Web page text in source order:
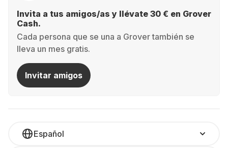
Invita a tus amigos/as y llévate 30 € en Grover
Cash.
Cada persona que se una a Grover también se
lleva un mes gratis.
Invitar amigos
Español